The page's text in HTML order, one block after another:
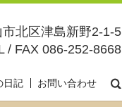
北区津島新野2-1-5
/ FAX 086-252-8668
日記 お問い合わせ